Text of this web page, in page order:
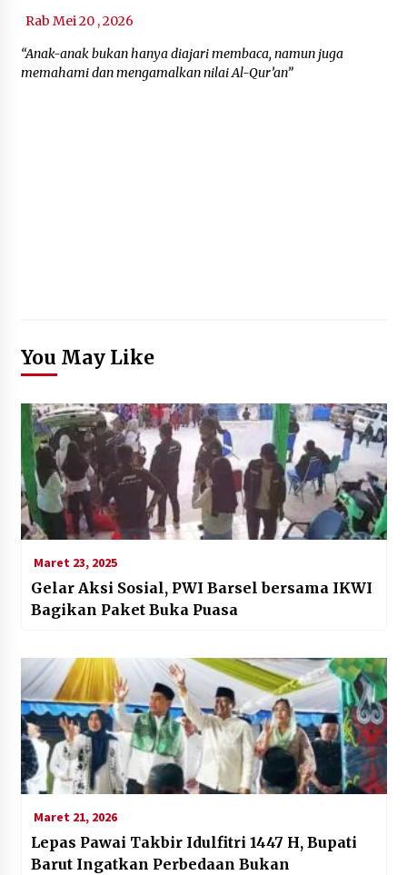
Rab Mei 20 , 2026
“Anak-anak bukan hanya diajari membaca, namun juga
memahami dan mengamalkan nilai Al-Qur’an”
You May Like
Maret 23, 2025
Gelar Aksi Sosial, PWI Barsel bersama IKWI
Bagikan Paket Buka Puasa
Maret 21, 2026
Lepas Pawai Takbir Idulfitri 1447 H, Bupati
Barut Ingatkan Perbedaan Bukan